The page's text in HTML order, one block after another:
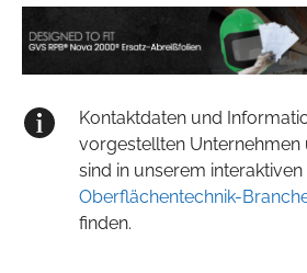
Kontaktdaten und
vorgestellten Unternehmen
sind in unserem interaktiven
Oberflächentechnik-
finden.